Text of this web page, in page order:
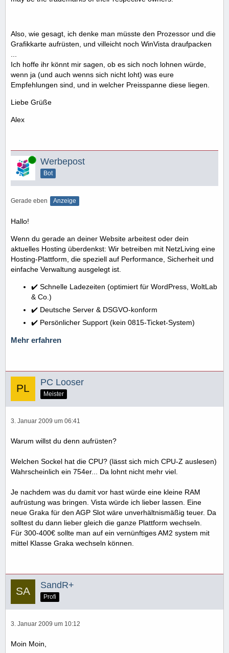
Also, wie gesagt, ich denke man müsste den Prozessor und die
Grafikkarte aufrüsten, und villeicht noch WinVista draufpacken
Ich hoffe ihr könnt mir sagen, ob es sich noch lohnen würde,
wenn ja (und auch wenns sich nicht loht) was eure
Empfehlungen sind, und in welcher Preisspanne diese liegen.
Liebe Grüße
Alex
Online Werbepost
Bot
Gerade eben Anzeige
Hallo!
Wenn du gerade an deiner Website arbeitest oder dein
aktuelles Hosting überdenkst: Wir betreiben mit NetzLiving eine
Hosting-Plattform, die speziell auf Performance, Sicherheit und
einfache Verwaltung ausgelegt ist.
✔️ Schnelle Ladezeiten (optimiert für WordPress, WoltLab
& Co.)
✔️ Deutsche Server & DSGVO-konform
✔️ Persönlicher Support (kein 0815-Ticket-System)
Mehr erfahren
PC Looser
Meister
3. Januar 2009 um 06:41
Warum willst du denn aufrüsten?
Welchen Sockel hat die CPU? (lässt sich mich CPU-Z auslesen)
Wahrscheinlich ein 754er... Da lohnt nicht mehr viel.
Je nachdem was du damit vor hast würde eine kleine RAM
aufrüstung was bringen. Vista würde ich lieber lassen. Eine
neue Graka für den AGP Slot wäre unverhältnismäßig teuer. Da
solltest du dann lieber gleich die ganze Plattform wechseln.
Für 300-400€ sollte man auf ein vernünftiges AM2 system mit
mittel Klasse Graka wechseln können.
SandR+
Profi
3. Januar 2009 um 10:12
Moin Moin,